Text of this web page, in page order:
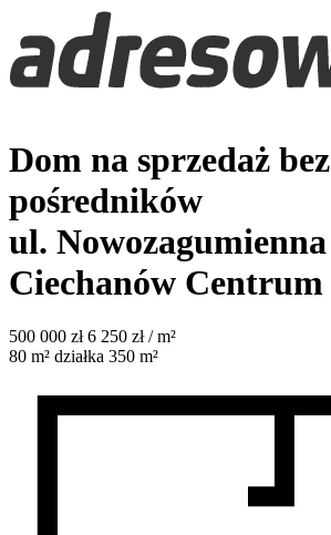
Dom na sprzedaż bez
pośredników
ul. Nowozagumienna
Ciechanów Centrum
500 000 zł 6 250 zł / m²
80 m² działka 350 m²